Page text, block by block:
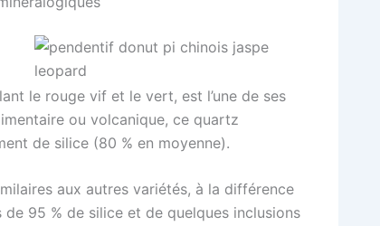
le rouge vif et le vert, est l’une de ses
ou volcanique, ce quartz
de silice (80 % en moyenne).
aux autres variétés, à la différence
95 % de silice et de quelques inclusions